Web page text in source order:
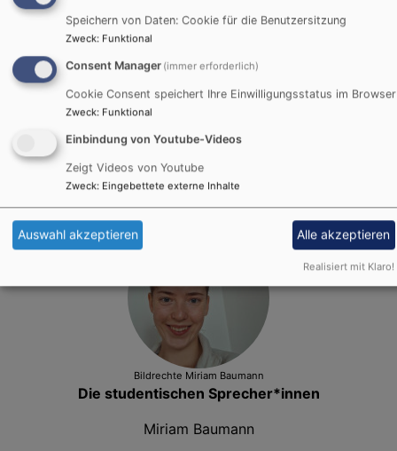
Bildrechte beim Autor
esg.bamberg@elkb.de
Bildrechte Miriam Baumann
Die studentischen Sprecher*innen
Miriam Baumann
Speichern von Daten: Cookie für die Benutzersitzung
Zweck: Funktional
Consent Manager (immer erforderlich)
Cookie Consent speichert Ihre Einwilligungsstatus im Browser
Zweck: Funktional
Einbindung von Youtube-Videos
Zeigt Videos von Youtube
Zweck: Eingebettete externe Inhalte
Auswahl akzeptieren Alle akzeptieren
Realisiert mit Klaro!